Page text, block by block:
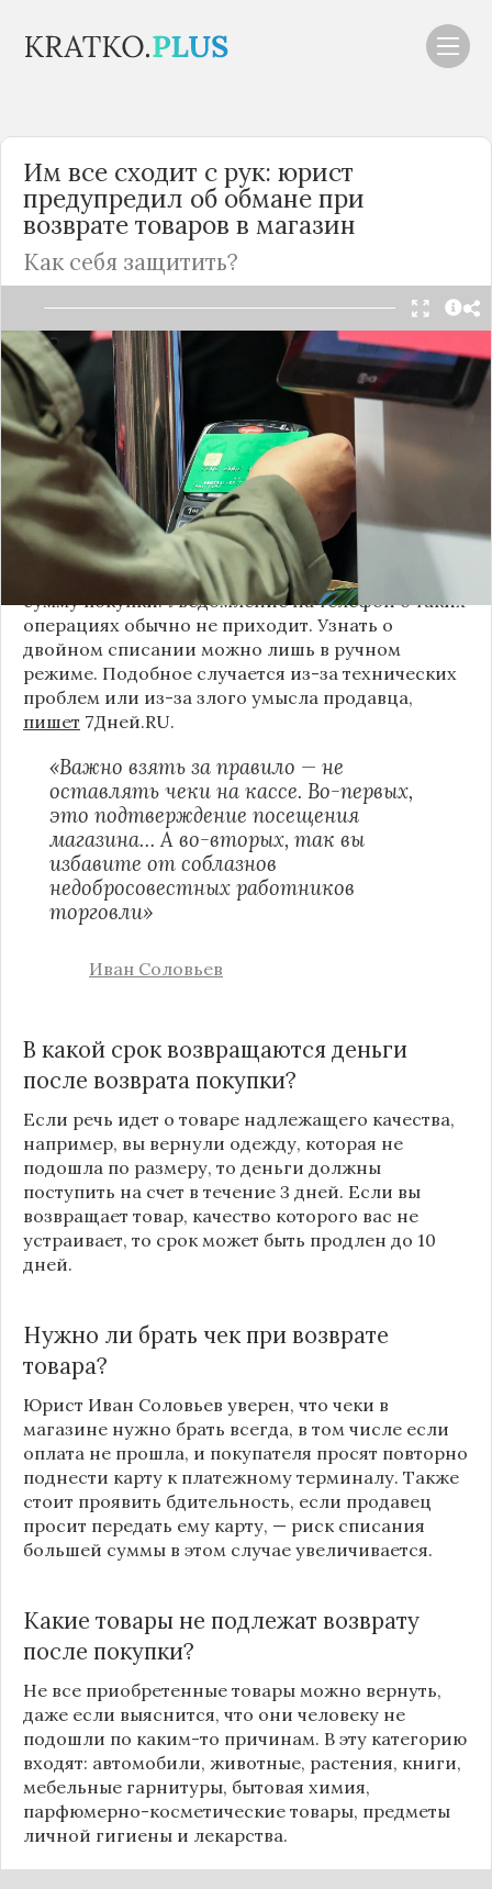
Им все сходит с рук: юрист
предупредил об обмане при
возврате товаров в магазин
Как себя защитить?
Читать в Telegram
Если вы оплатили товар по карте, то при
возврате его в магазин деньги должны
вернуться на счет. Однако так происходит не
всегда, предупредил россиян заслуженный
юрист Иван Соловьев.
По словам эксперта, магазины могут подать
заявление в банк, чтобы там еще раз списали
сумму покупки. Уведомление на телефон о таких
операциях обычно не приходит. Узнать о
двойном списании можно лишь в ручном
режиме. Подобное случается из-за технических
проблем или из-за злого умысла продавца,
пишет 7Дней.RU.
«Важно взять за правило — не
оставлять чеки на кассе. Во-первых,
это подтверждение посещения
магазина… А во-вторых, так вы
избавите от соблазнов
недобросовестных работников
торговли»
Иван Соловьев
В какой срок возвращаются деньги
после возврата покупки?
Если речь идет о товаре надлежащего качества,
например, вы вернули одежду, которая не
подошла по размеру, то деньги должны
поступить на счет в течение 3 дней. Если вы
возвращает товар, качество которого вас не
устраивает, то срок может быть продлен до 10
дней.
Нужно ли брать чек при возврате
товара?
Юрист Иван Соловьев уверен, что чеки в
магазине нужно брать всегда, в том числе если
оплата не прошла, и покупателя просят повторно
поднести карту к платежному терминалу. Также
стоит проявить бдительность, если продавец
просит передать ему карту, — риск списания
большей суммы в этом случае увеличивается.
Какие товары не подлежат возврату
после покупки?
Не все приобретенные товары можно вернуть,
даже если выяснится, что они человеку не
подошли по каким-то причинам. В эту категорию
входят: автомобили, животные, растения, книги,
мебельные гарнитуры, бытовая химия,
парфюмерно-косметические товары, предметы
личной гигиены и лекарства.